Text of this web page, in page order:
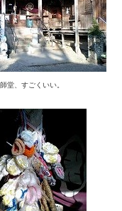
堂、すごくいい。